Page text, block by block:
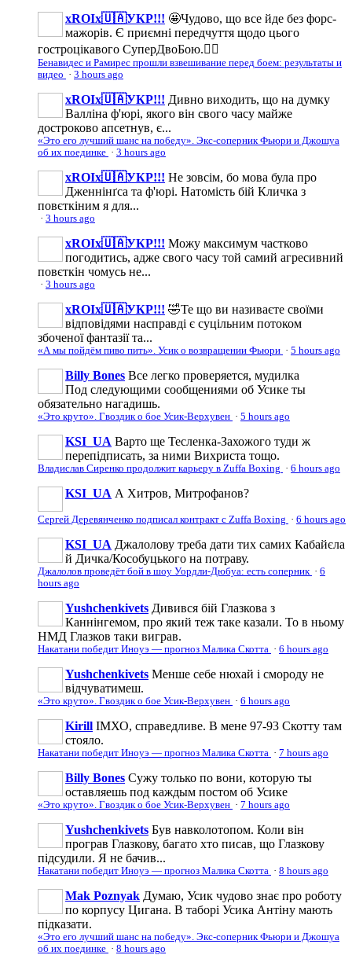
xROIx🇺🇦УКР!!! 🤩Чудово, що все йде без форс-
мажорів. Є приємні передчуття щодо цього
гостроцікавого СуперДвоБою.👍🏼
Бенавидес и Рамирес прошли взвешивание перед боем: результаты и
видео · 3 hours ago
xROIx🇺🇦УКР!!! Дивно виходить, що на думку
Валліна ф'юрі, якого він свого часу майже
достроково апсетнув, є...
«Это его лучший шанс на победу». Экс-соперник Фьюри и Джошуа
об их поединке · 3 hours ago
xROIx🇺🇦УКР!!! Не зовсім, бо мова була про
Дженнінґса та ф'юрі. Натомість бій Кличка з
повєткіним я для...
· 3 hours ago
xROIx🇺🇦УКР!!! Можу максимум частково
погодитись, адже свого часу той самий агресивний
повєткін чомусь не...
· 3 hours ago
xROIx🇺🇦УКР!!! 🤣Те що ви називаєте своїми
відповідями насправді є суцільним потоком
збоченої фантазії та...
«А мы пойдём пиво пить». Усик о возвращении Фьюри · 5 hours ago
Billy Bones Все легко проверяется, мудилка
Под следующими сообщениями об Усике ты
обязательно нагадишь.
«Это круто». Гвоздик о бое Усик-Верхувен · 5 hours ago
KSI_UA Варто ще Тесленка-Захожого туди ж
перепідписать, за ними Вихриста тощо.
Владислав Сиренко продолжит карьеру в Zuffa Boxing · 6 hours ago
KSI_UA А Хитров, Митрофанов?
Сергей Деревянченко подписал контракт с Zuffa Boxing · 6 hours ago
KSI_UA Джалолову треба дати тих самих Кабайєла
й Дичка/Кособуцького на потраву.
Джалолов проведёт бой в шоу Уордли-Дюбуа: есть соперник · 6
hours ago
Yushchenkivets Дивився бій Глазкова з
Каннінгемом, про який теж таке казали. То в ньому
НМД Глазков таки виграв.
Накатани победит Иноуэ — прогноз Малика Скотта · 6 hours ago
Yushchenkivets Менше себе нюхай і смороду не
відчуватимеш.
«Это круто». Гвоздик о бое Усик-Верхувен · 6 hours ago
Kirill ІМХО, справедливе. В мене 97-93 Скотту там
стояло.
Накатани победит Иноуэ — прогноз Малика Скотта · 7 hours ago
Billy Bones Сужу только по вони, которую ты
оставляешь под каждым постом об Усике
«Это круто». Гвоздик о бое Усик-Верхувен · 7 hours ago
Yushchenkivets Був навколотопом. Коли він
програв Глазкову, багато хто писав, що Глазкову
підсудили. Я не бачив...
Накатани победит Иноуэ — прогноз Малика Скотта · 8 hours ago
Mak Poznyak Думаю, Усик чудово знає про роботу
по корпусу Цигана. В таборі Усика Антіну мають
підказати.
«Это его лучший шанс на победу». Экс-соперник Фьюри и Джошуа
об их поединке · 8 hours ago